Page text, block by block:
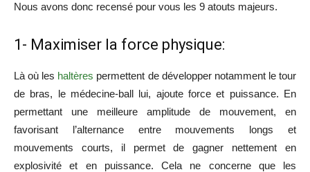
Nous avons donc recensé pour vous les 9 atouts majeurs.
1- Maximiser la force physique:
Là où les haltères permettent de développer notamment le tour
de bras, le médecine-ball lui, ajoute force et puissance. En
permettant une meilleure amplitude de mouvement, en
favorisant l’alternance entre mouvements longs et
mouvements courts, il permet de gagner nettement en
explosivité et en puissance. Cela ne concerne que les